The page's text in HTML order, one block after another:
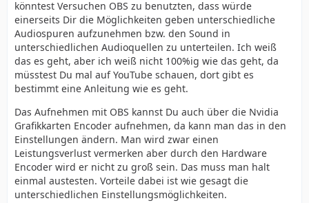
könntest Versuchen OBS zu benutzten, dass würde
einerseits Dir die Möglichkeiten geben unterschiedliche
Audiospuren aufzunehmen bzw. den Sound in
unterschiedlichen Audioquellen zu unterteilen. Ich weiß
das es geht, aber ich weiß nicht 100%ig wie das geht, da
müsstest Du mal auf YouTube schauen, dort gibt es
bestimmt eine Anleitung wie es geht.
Das Aufnehmen mit OBS kannst Du auch über die Nvidia
Grafikkarten Encoder aufnehmen, da kann man das in den
Einstellungen ändern. Man wird zwar einen
Leistungsverlust vermerken aber durch den Hardware
Encoder wird er nicht zu groß sein. Das muss man halt
einmal austesten. Vorteile dabei ist wie gesagt die
unterschiedlichen Einstellungsmöglichkeiten.